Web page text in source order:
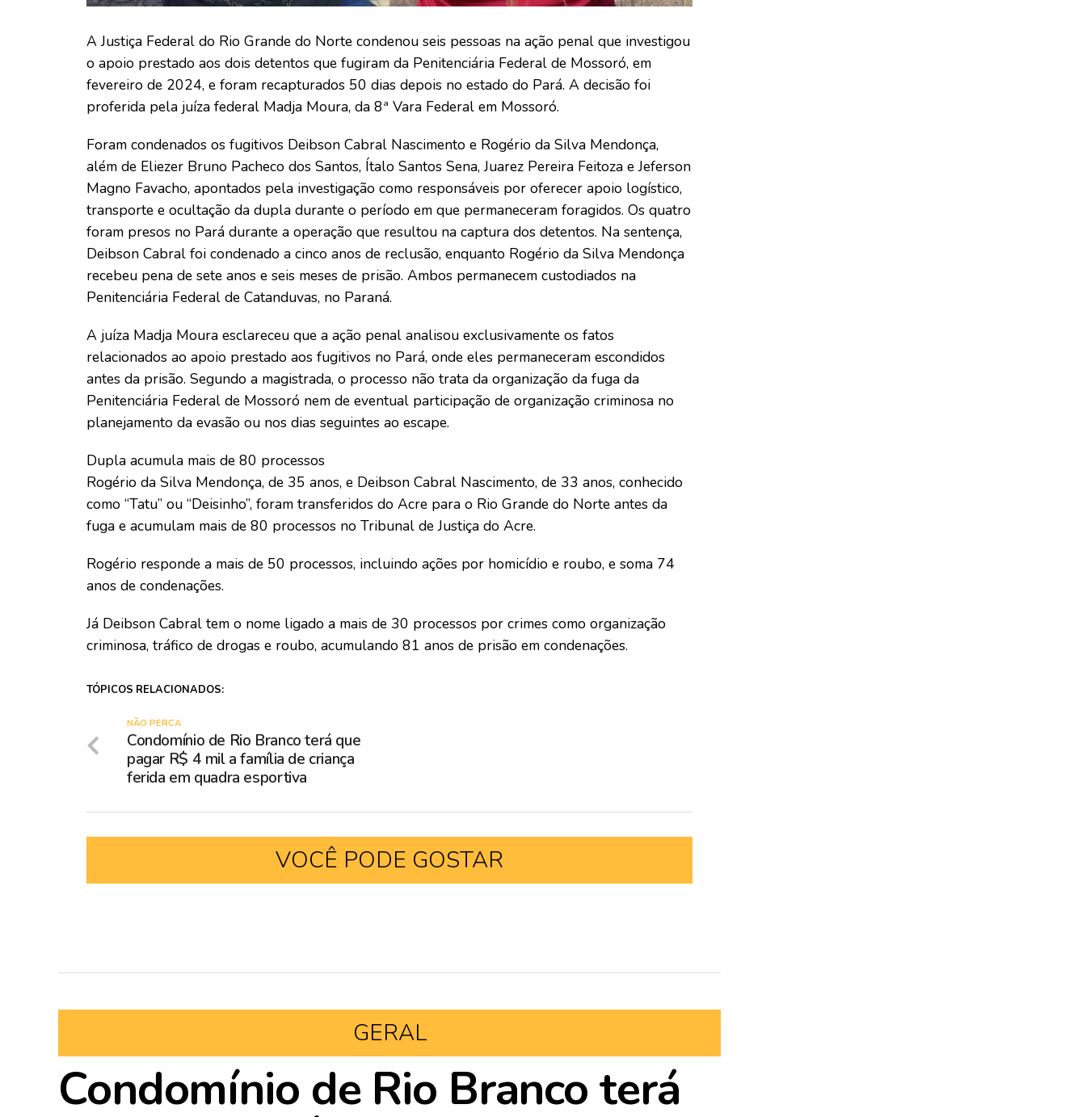
A Justiça Federal do Rio Grande do Norte condenou seis pessoas na ação penal que investigou
o apoio prestado aos dois detentos que fugiram da Penitenciária Federal de Mossoró, em
fevereiro de 2024, e foram recapturados 50 dias depois no estado do Pará. A decisão foi
proferida pela juíza federal Madja Moura, da 8ª Vara Federal em Mossoró.
Foram condenados os fugitivos Deibson Cabral Nascimento e Rogério da Silva Mendonça,
além de Eliezer Bruno Pacheco dos Santos, Ítalo Santos Sena, Juarez Pereira Feitoza e Jeferson
Magno Favacho, apontados pela investigação como responsáveis por oferecer apoio logístico,
transporte e ocultação da dupla durante o período em que permaneceram foragidos. Os quatro
foram presos no Pará durante a operação que resultou na captura dos detentos. Na sentença,
Deibson Cabral foi condenado a cinco anos de reclusão, enquanto Rogério da Silva Mendonça
recebeu pena de sete anos e seis meses de prisão. Ambos permanecem custodiados na
Penitenciária Federal de Catanduvas, no Paraná.
A juíza Madja Moura esclareceu que a ação penal analisou exclusivamente os fatos
relacionados ao apoio prestado aos fugitivos no Pará, onde eles permaneceram escondidos
antes da prisão. Segundo a magistrada, o processo não trata da organização da fuga da
Penitenciária Federal de Mossoró nem de eventual participação de organização criminosa no
planejamento da evasão ou nos dias seguintes ao escape.
Dupla acumula mais de 80 processos
Rogério da Silva Mendonça, de 35 anos, e Deibson Cabral Nascimento, de 33 anos, conhecido
como “Tatu” ou “Deisinho”, foram transferidos do Acre para o Rio Grande do Norte antes da
fuga e acumulam mais de 80 processos no Tribunal de Justiça do Acre.
Rogério responde a mais de 50 processos, incluindo ações por homicídio e roubo, e soma 74
anos de condenações.
Já Deibson Cabral tem o nome ligado a mais de 30 processos por crimes como organização
criminosa, tráfico de drogas e roubo, acumulando 81 anos de prisão em condenações.
TÓPICOS RELACIONADOS:
NÃO PERCA
Condomínio de Rio Branco terá que
pagar R$ 4 mil a família de criança
ferida em quadra esportiva
VOCÊ PODE GOSTAR
GERAL
Condomínio de Rio Branco terá